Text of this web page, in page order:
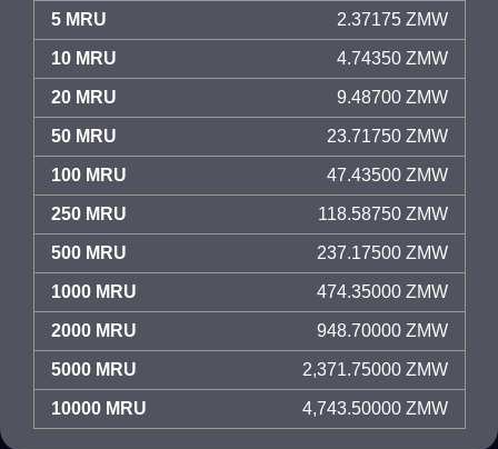
5 MRU 2.37175 ZMW
10 MRU 4.74350 ZMW
20 MRU 9.48700 ZMW
50 MRU 23.71750 ZMW
100 MRU 47.43500 ZMW
250 MRU 118.58750 ZMW
500 MRU 237.17500 ZMW
1000 MRU 474.35000 ZMW
2000 MRU 948.70000 ZMW
5000 MRU 2,371.75000 ZMW
10000 MRU 4,743.50000 ZMW